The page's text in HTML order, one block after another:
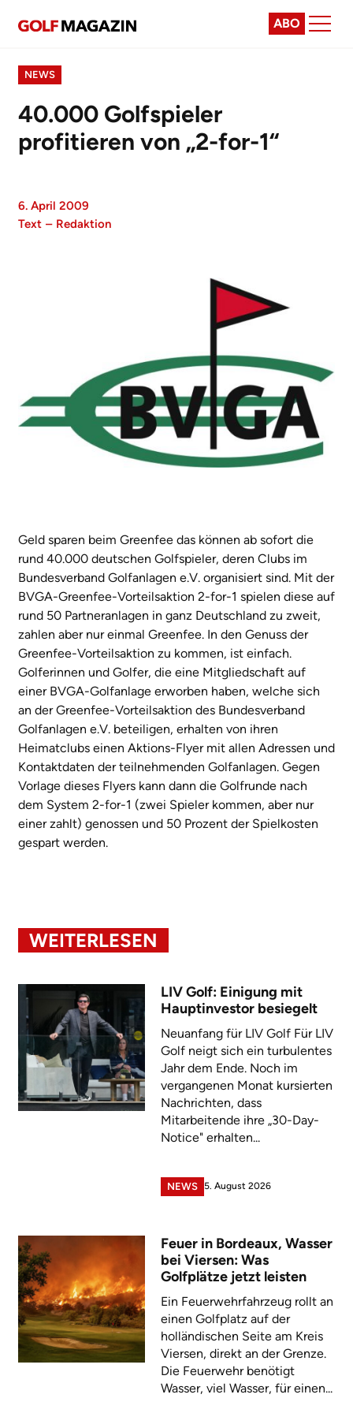
ABO
NEWS
40.000 Golfspieler
profitieren von „2-for-1“
6. April 2009
Text – Redaktion
Geld sparen beim Greenfee das können ab sofort die
rund 40.000 deutschen Golfspieler, deren Clubs im
Bundesverband Golfanlagen e.V. organisiert sind. Mit der
BVGA-Greenfee-Vorteilsaktion 2-for-1 spielen diese auf
rund 50 Partneranlagen in ganz Deutschland zu zweit,
zahlen aber nur einmal Greenfee. In den Genuss der
Greenfee-Vorteilsaktion zu kommen, ist einfach.
Golferinnen und Golfer, die eine Mitgliedschaft auf
einer BVGA-Golfanlage erworben haben, welche sich
an der Greenfee-Vorteilsaktion des Bundesverband
Golfanlagen e.V. beteiligen, erhalten von ihren
Heimatclubs einen Aktions-Flyer mit allen Adressen und
Kontaktdaten der teilnehmenden Golfanlagen. Gegen
Vorlage dieses Flyers kann dann die Golfrunde nach
dem System 2-for-1 (zwei Spieler kommen, aber nur
einer zahlt) genossen und 50 Prozent der Spielkosten
gespart werden.
WEITERLESEN
LIV Golf: Einigung mit
Hauptinvestor besiegelt
Neuanfang für LIV Golf Für LIV
Golf neigt sich ein turbulentes
Jahr dem Ende. Noch im
vergangenen Monat kursierten
Nachrichten, dass
Mitarbeitende ihre „30-Day-
Notice" erhalten...
NEWS 5. August 2026
Feuer in Bordeaux, Wasser
bei Viersen: Was
Golfplätze jetzt leisten
Ein Feuerwehrfahrzeug rollt an
einen Golfplatz auf der
holländischen Seite am Kreis
Viersen, direkt an der Grenze.
Die Feuerwehr benötigt
Wasser, viel Wasser, für einen...